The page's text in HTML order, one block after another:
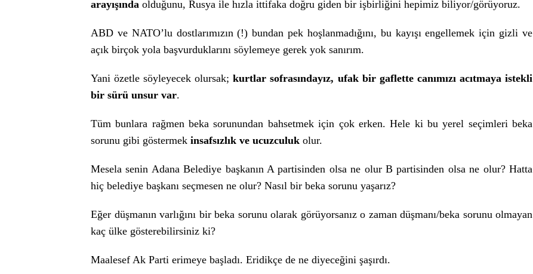
arayışında olduğunu, Rusya ile hızla ittifaka doğru giden bir işbirliğini hepimiz biliyor/görüyoruz.
ABD ve NATO’lu dostlarımızın (!) bundan pek hoşlanmadığını, bu kayışı engellemek için gizli ve
açık birçok yola başvurduklarını söylemeye gerek yok sanırım.
Yani özetle söyleyecek olursak;kurtlar sofrasındayız, ufak bir gaflette canımızı acıtmaya istekli
bir sürü unsur var.
Tüm bunlara rağmen beka sorunundan bahsetmek için çok erken. Hele ki bu yerel seçimleri beka
sorunu gibi göstermek insafsızlık ve ucuzculuk olur.
Mesela senin Adana Belediye başkanın A partisinden olsa ne olur B partisinden olsa ne olur? Hatta
hiç belediye başkanı seçmesen ne olur? Nasıl bir beka sorunu yaşarız?
Eğer düşmanın varlığını bir beka sorunu olarak görüyorsanız o zaman düşmanı/beka sorunu olmayan
kaç ülke gösterebilirsiniz ki?
Maalesef Ak Parti erimeye başladı. Eridikçe de ne diyeceğini şaşırdı.